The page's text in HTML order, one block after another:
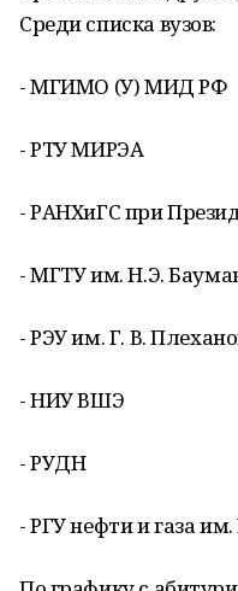
Среди списка вузов:
- МГИМО (У) МИД РФ
- РТУ МИРЭА
- РАНХиГС при
- МГТУ им. Н.Э.
- РЭУ им. Г. В.
- НИУ ВШЭ
- РУДН
- РГУ нефти и газа